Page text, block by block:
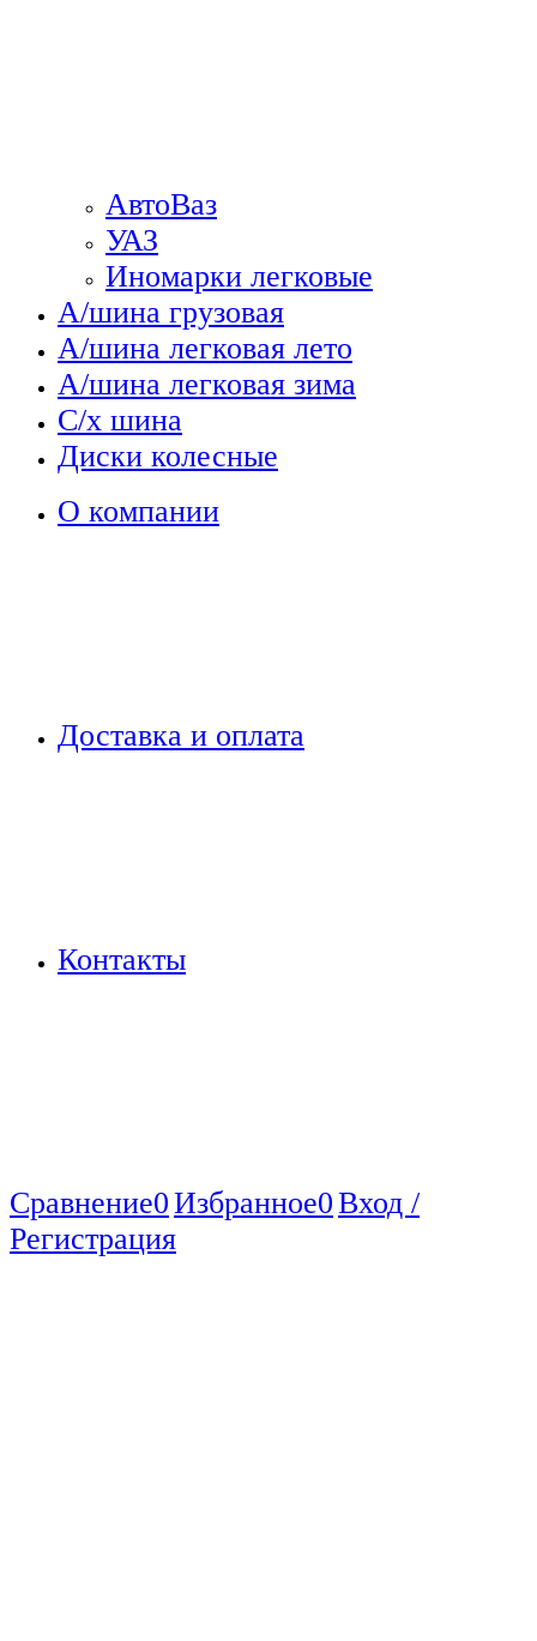
АвтоВаз
УАЗ
Иномарки легковые
А/шина грузовая
А/шина легковая лето
А/шина легковая зима
С/х шина
Диски колесные
О компании
Доставка и оплата
Контакты
Сравнение0Избранное0Вход /
Регистрация